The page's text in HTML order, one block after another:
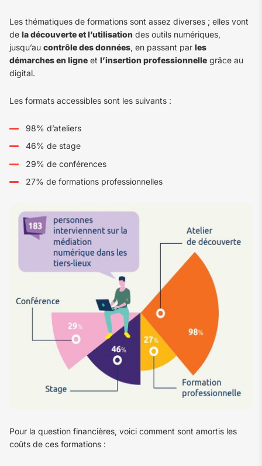
Les thématiques de formations sont assez diverses ; elles vont
de la découverte et l’utilisation des outils numériques,
jusqu’au contrôle des données, en passant par les
démarches en ligneet l’insertion professionnellegrâce au
digital.
Les formats accessibles sont les suivants :
98% d’ateliers
46% de stage
29% de conférences
27% de formations professionnelles
Pour la question financières, voici comment sont amortis les
coûts de ces formations :